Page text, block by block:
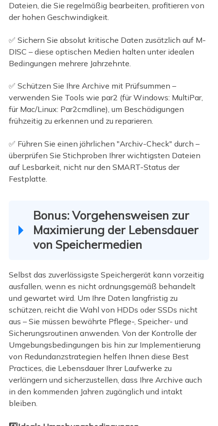
Dateien, die Sie regelmäßig bearbeiten, profitieren von
der hohen Geschwindigkeit.
✅ Sichern Sie absolut kritische Daten zusätzlich auf M-
DISC – diese optischen Medien halten unter idealen
Bedingungen mehrere Jahrzehnte.
✅ Schützen Sie Ihre Archive mit Prüfsummen –
verwenden Sie Tools wie par2 (für Windows: MultiPar,
für Mac/Linux: Par2cmdline), um Beschädigungen
frühzeitig zu erkennen und zu reparieren.
✅ Führen Sie einen jährlichen "Archiv-Check" durch –
überprüfen Sie Stichproben Ihrer wichtigsten Dateien
auf Lesbarkeit, nicht nur den SMART-Status der
Festplatte.
Bonus: Vorgehensweisen zur
Maximierung der Lebensdauer
von Speichermedien
Selbst das zuverlässigste Speichergerät kann vorzeitig
ausfallen, wenn es nicht ordnungsgemäß behandelt
und gewartet wird. Um Ihre Daten langfristig zu
schützen, reicht die Wahl von HDDs oder SSDs nicht
aus – Sie müssen bewährte Pflege-, Speicher- und
Sicherungsroutinen anwenden. Von der Kontrolle der
Umgebungsbedingungen bis hin zur Implementierung
von Redundanzstrategien helfen Ihnen diese Best
Practices, die Lebensdauer Ihrer Laufwerke zu
verlängern und sicherzustellen, dass Ihre Archive auch
in den kommenden Jahren zugänglich und intakt
bleiben.